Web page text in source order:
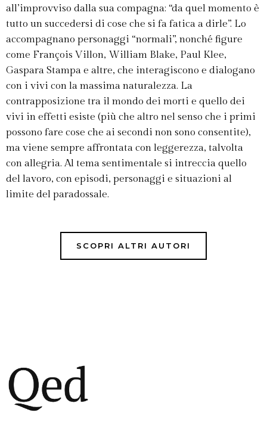
all’improvviso dalla sua compagna: “da quel momento è
tutto un succedersi di cose che si fa fatica a dirle”. Lo
accompagnano personaggi “normali”, nonché figure
come François Villon, William Blake, Paul Klee,
Gaspara Stampa e altre, che interagiscono e dialogano
con i vivi con la massima naturalezza. La
contrapposizione tra il mondo dei morti e quello dei
vivi in effetti esiste (più che altro nel senso che i primi
possono fare cose che ai secondi non sono consentite),
ma viene sempre affrontata con leggerezza, talvolta
con allegria. Al tema sentimentale si intreccia quello
del lavoro, con episodi, personaggi e situazioni al
limite del paradossale.
SCOPRI ALTRI AUTORI